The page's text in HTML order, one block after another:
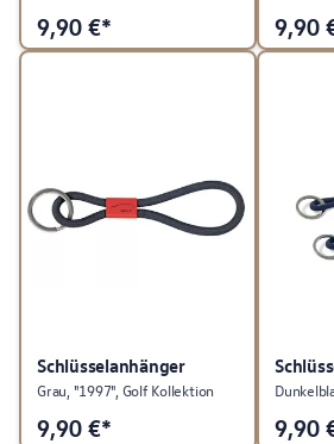
9,90 €* 9,90
Schlüsselanhänger
Grau, "1997", Golf Kollektion
9,90 €* 9,90